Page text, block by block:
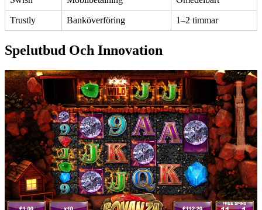
Trustly Banköverföring 1–2 timmar
Spelutbud Och Innovation